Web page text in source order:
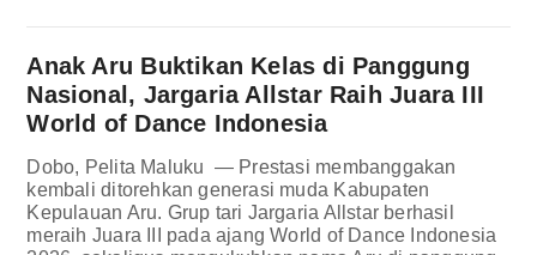
Anak Aru Buktikan Kelas di Panggung
Nasional, Jargaria Allstar Raih Juara III
World of Dance Indonesia
Dobo, Pelita Maluku — Prestasi membanggakan
kembali ditorehkan generasi muda Kabupaten
Kepulauan Aru. Grup tari Jargaria Allstar berhasil
meraih Juara III pada ajang World of Dance Indonesia